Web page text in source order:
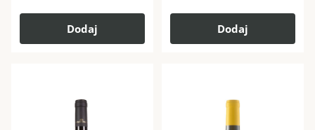
Dodaj Dodaj